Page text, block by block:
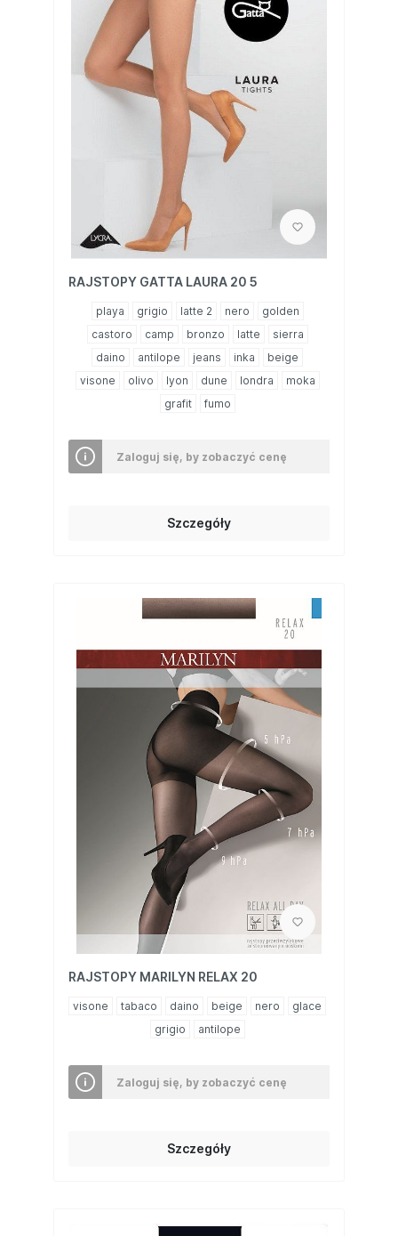
RAJSTOPY GATTA LAURA 20 5
playa grigio latte 2 nero
golden
castoro
camp bronzo latte
sierra
daino
antilope jeans inka
beige
visone
olivo lyon dune londra
moka
grafit
fumo
Zaloguj się, by zobaczyć cenę
Szczegóły
RAJSTOPY MARILYN RELAX 20
visone tabaco daino beige nero
glace
grigio
antilope
Zaloguj się, by zobaczyć cenę
Szczegóły